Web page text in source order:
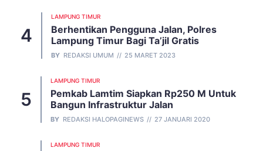
LAMPUNG TIMUR
Berhentikan Pengguna Jalan, Polres
Lampung Timur Bagi Ta’jil Gratis
BY REDAKSI UMUM 25 MARET 2023
LAMPUNG TIMUR
Pemkab Lamtim Siapkan Rp250 M Untuk
Bangun Infrastruktur Jalan
BY REDAKSI HALOPAGINEWS 27 JANUARI 2020
LAMPUNG TIMUR